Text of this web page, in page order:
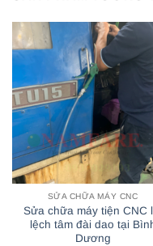
SỬA CHỮA MÁY CNC
Sửa chữa máy tiện CNC
lệch tâm đài dao tại
Dương